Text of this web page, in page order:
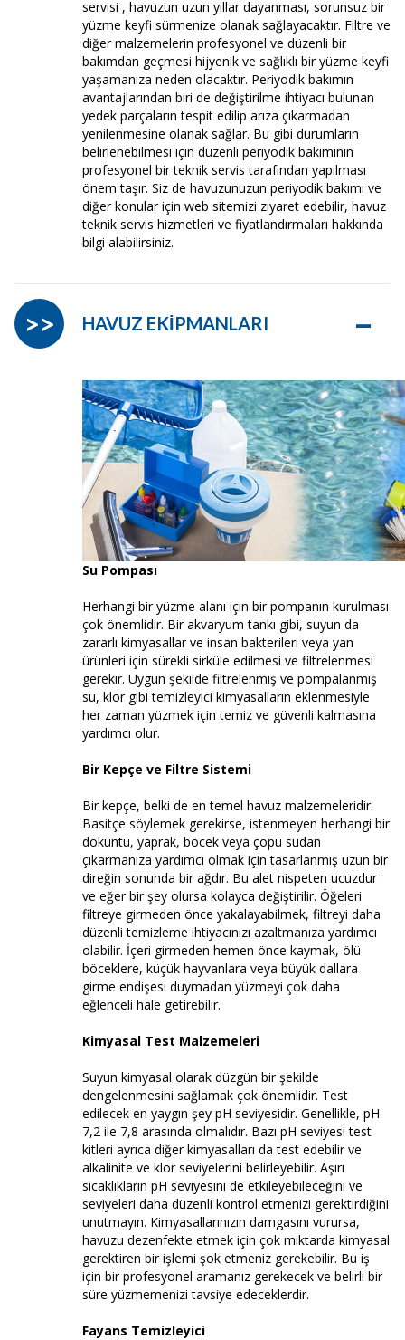
servisi , havuzun uzun yıllar dayanması, sorunsuz bir
yüzme keyfi sürmenize olanak sağlayacaktır. Filtre ve
diğer malzemelerin profesyonel ve düzenli bir
bakımdan geçmesi hijyenik ve sağlıklı bir yüzme keyfi
yaşamanıza neden olacaktır. Periyodik bakımın
avantajlarından biri de değiştirilme ihtiyacı bulunan
yedek parçaların tespit edilip arıza çıkarmadan
yenilenmesine olanak sağlar. Bu gibi durumların
belirlenebilmesi için düzenli periyodik bakımının
profesyonel bir teknik servis tarafından yapılması
önem taşır. Siz de havuzunuzun periyodik bakımı ve
diğer konular için web sitemizi ziyaret edebilir, havuz
teknik servis hizmetleri ve fiyatlandırmaları hakkında
bilgi alabilirsiniz.
HAVUZ EKİPMANLARI –
>>
Su Pompası
Herhangi bir yüzme alanı için bir pompanın kurulması
çok önemlidir. Bir akvaryum tankı gibi, suyun da
zararlı kimyasallar ve insan bakterileri veya yan
ürünleri için sürekli sirküle edilmesi ve filtrelenmesi
gerekir. Uygun şekilde filtrelenmiş ve pompalanmış
su, klor gibi temizleyici kimyasalların eklenmesiyle
her zaman yüzmek için temiz ve güvenli kalmasına
yardımcı olur.
Bir Kepçe ve Filtre Sistemi
Bir kepçe, belki de en temel havuz malzemeleridir.
Basitçe söylemek gerekirse, istenmeyen herhangi bir
döküntü, yaprak, böcek veya çöpü sudan
çıkarmanıza yardımcı olmak için tasarlanmış uzun bir
direğin sonunda bir ağdır. Bu alet nispeten ucuzdur
ve eğer bir şey olursa kolayca değiştirilir. Öğeleri
filtreye girmeden önce yakalayabilmek, filtreyi daha
düzenli temizleme ihtiyacınızı azaltmanıza yardımcı
olabilir. İçeri girmeden hemen önce kaymak, ölü
böceklere, küçük hayvanlara veya büyük dallara
girme endişesi duymadan yüzmeyi çok daha
eğlenceli hale getirebilir.
Kimyasal Test Malzemeleri
Suyun kimyasal olarak düzgün bir şekilde
dengelenmesini sağlamak çok önemlidir. Test
edilecek en yaygın şey pH seviyesidir. Genellikle, pH
7,2 ile 7,8 arasında olmalıdır. Bazı pH seviyesi test
kitleri ayrıca diğer kimyasalları da test edebilir ve
alkalinite ve klor seviyelerini belirleyebilir. Aşırı
sıcaklıkların pH seviyesini de etkileyebileceğini ve
seviyeleri daha düzenli kontrol etmenizi gerektirdiğini
unutmayın. Kimyasallarınızın damgasını vurursa,
havuzu dezenfekte etmek için çok miktarda kimyasal
gerektiren bir işlemi şok etmeniz gerekebilir. Bu iş
için bir profesyonel aramanız gerekecek ve belirli bir
süre yüzmemenizi tavsiye edeceklerdir.
Fayans Temizleyici